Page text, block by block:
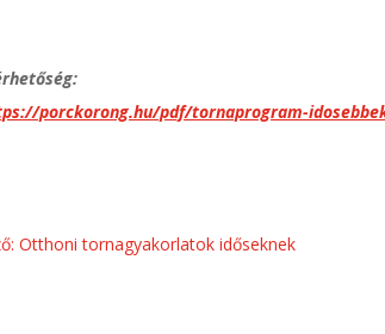
porckorong.hu/pdf/tornaprogram-
Otthoni tornagyakorlatok időseknek